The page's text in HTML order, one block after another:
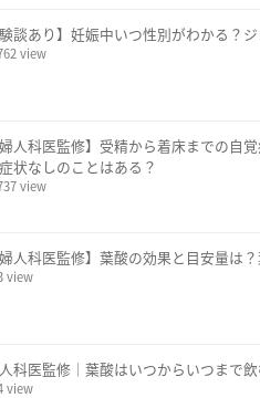
験談あり】妊娠中いつ性別がわかる？
view
婦人科医監修】受精から着床までの自
状なしのことはある？
view
婦人科医監修】葉酸の効果と目安量は
view
科医監修｜葉酸はいつからいつまで
view